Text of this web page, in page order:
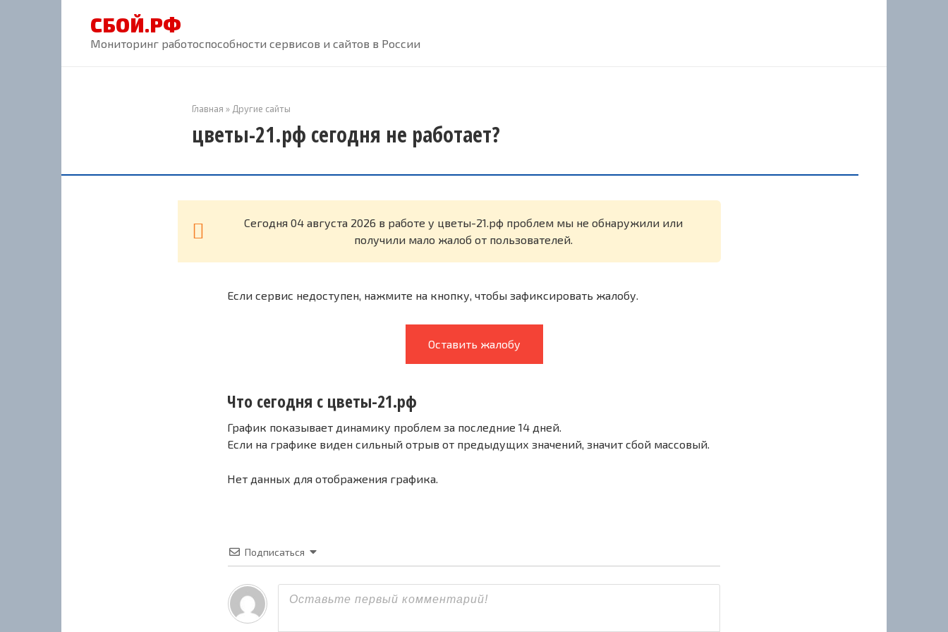
СБОЙ.РФ
Мониторинг работоспособности сервисов и сайтов в России
Главная » Другие сайты
цветы-21.рф сегодня не работает?
Cегодня 04 августа 2026 в работе у цветы-21.рф проблем мы не обнаружили или
получили мало жалоб от пользователей.
Если сервис недоступен, нажмите на кнопку, чтобы зафиксировать жалобу.
Оставить жалобу
Что сегодня с цветы-21.рф
График показывает динамику проблем за последние 14 дней.
Если на графике виден сильный отрыв от предыдущих значений, значит сбой массовый.
Нет данных для отображения графика.
Подписаться